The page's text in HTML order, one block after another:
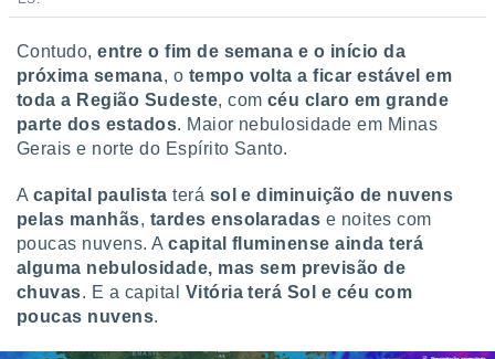
Contudo, entre o fim de semana e o início da
próxima semana, o tempo volta a ficar estável em
toda a Região Sudeste, com céu claro em grande
parte dos estados. Maior nebulosidade em Minas
Gerais e norte do Espírito Santo.
A capital paulista terá sol e diminuição de nuvens
pelas manhãs, tardes ensolaradas e noites com
poucas nuvens. Acapital fluminense ainda terá
alguma nebulosidade, mas sem previsão de
chuvas. E a capital Vitória terá Sol e céu com
poucas nuvens.